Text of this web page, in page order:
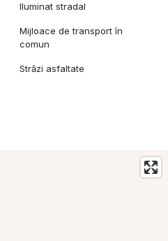
Iluminat stradal
Mijloace de transport în
comun
Străzi asfaltate